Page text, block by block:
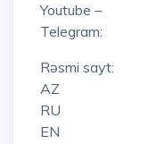
Youtube –
Telegram:
Rəsmi sayt:
AZ
RU
EN